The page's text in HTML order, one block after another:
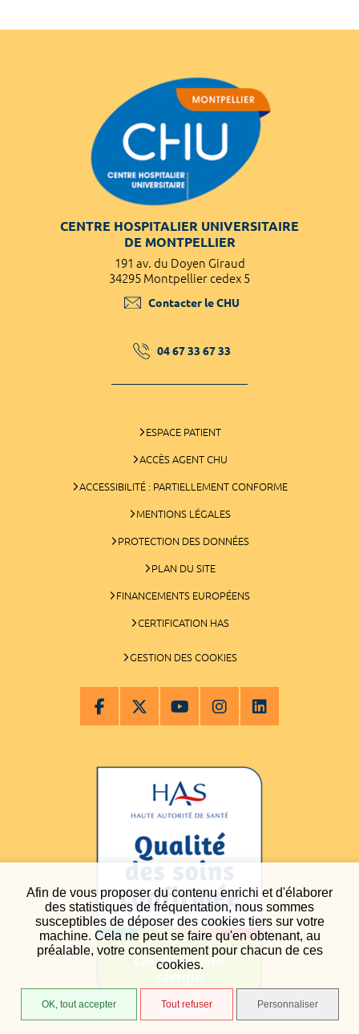
Afin de vous proposer du contenu enrichi et d'élaborer
des statistiques de fréquentation, nous sommes
susceptibles de déposer des cookies tiers sur votre
machine. Cela ne peut se faire qu'en obtenant, au
préalable, votre consentement pour chacun de ces
cookies.
OK, tout accepter Tout refuser Personnaliser
CENTRE HOSPITALIER UNIVERSITAIRE
DE MONTPELLIER
191 av. du Doyen Giraud
34295 Montpellier cedex 5
Contacter le CHU
04 67 33 67 33
ESPACE PATIENT
ACCÈS AGENT CHU
ACCESSIBILITÉ : PARTIELLEMENT CONFORME
MENTIONS LÉGALES
PROTECTION DES DONNÉES
PLAN DU SITE
FINANCEMENTS EUROPÉENS
CERTIFICATION HAS
GESTION DES COOKIES